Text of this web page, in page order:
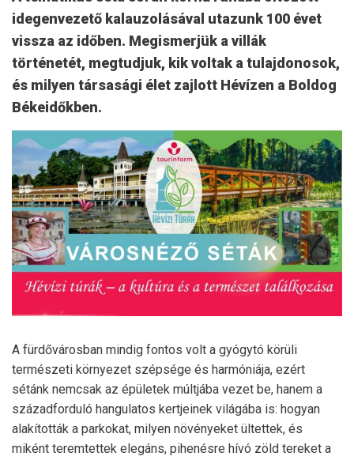
idegenvezető kalauzolásával utazunk 100 évet
vissza az időben. Megismerjük a villák
történetét, megtudjuk, kik voltak a tulajdonosok,
és milyen társasági élet zajlott Hévízen a Boldog
Békeidőkben.
A fürdővárosban mindig fontos volt a gyógytó körüli
természeti környezet szépsége és harmóniája, ezért
sétánk nemcsak az épületek múltjába vezet be, hanem a
századforduló hangulatos kertjeinek világába is: hogyan
alakították a parkokat, milyen növényeket ültettek, és
miként teremtettek elegáns, pihenésre hívó zöld tereket a